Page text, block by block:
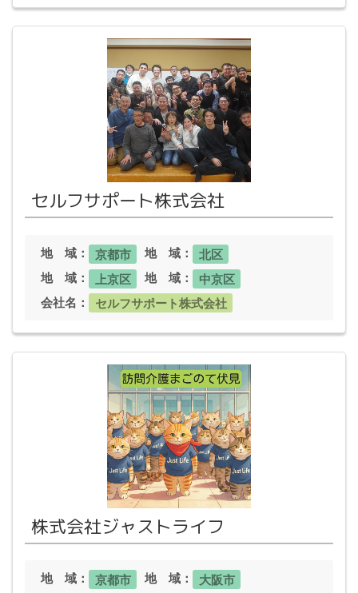
セルフサポート株式会社
地 域： 京都市 地 域：
北区
地 域：
上京区 地 域：
中京区
会社名：
セルフサポート株式会社
株式会社ジャストライフ
地 域： 京都市 地 域：
大阪市